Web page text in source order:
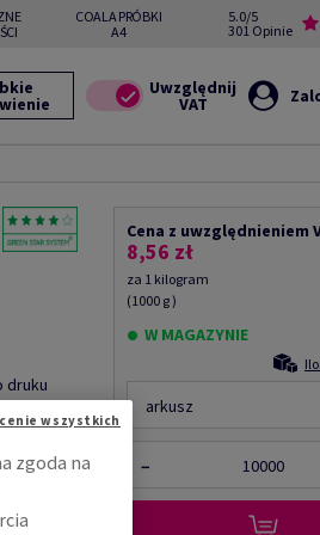
COALA PRÓBKI
A4
5.0/5
301 Opinie
druku
LG,
Udostępnij
Cena z uwzględnieniem
8,56 zł
za 1 kilogram
(1000 g )
W MAGAZYNIE
arkusz
−
zgoda na
wszystkich